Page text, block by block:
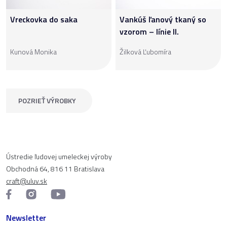
Vreckovka do saka
Kunová Monika
Vankúš ľanový tkaný so
vzorom – línie II.
Žilková Ľubomíra
POZRIEŤ VÝROBKY
Ústredie ľudovej umeleckej výroby
Obchodná 64, 816 11 Bratislava
craft@uluv.sk
Newsletter